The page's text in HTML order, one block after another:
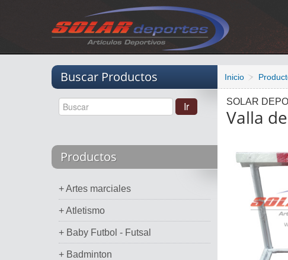
Buscar Productos
Productos
+ Artes marciales
+ Atletismo
+ Baby Futbol - Futsal
+ Badminton
Inicio
SOLAR
Valla